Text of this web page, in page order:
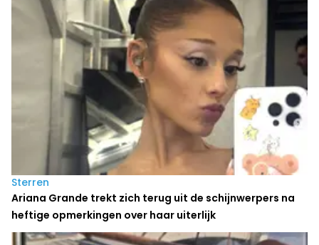
Sterren
Ariana Grande trekt zich terug uit de schijnwerpers na
heftige opmerkingen over haar uiterlijk